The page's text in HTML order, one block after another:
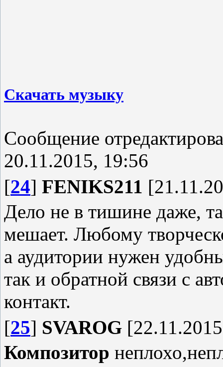
Скачать музыку
Сообщение
20.11.2015, 19:56
[24] FENIKS211
Дело не в тишине даже,
мешает. Любому
а аудитории нужен
так и обратной связи с
контакт.
[25] SVAROG
Композитор